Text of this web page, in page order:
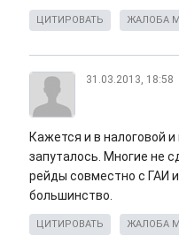
ЦИТИРОВАТЬ ЖАЛОБА
31.03.2013, 18:58
Кажется и в налоговой
запуталось. Многие не
рейды совместно с ГАИ
большинство.
ЦИТИРОВАТЬ ЖАЛОБА